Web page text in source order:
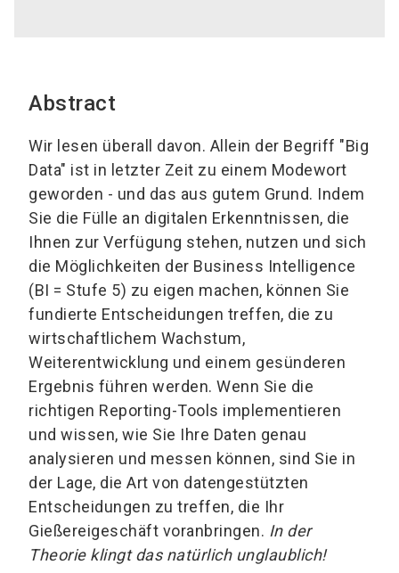
Abstract
Wir lesen überall davon. Allein der Begriff "Big
Data" ist in letzter Zeit zu einem Modewort
geworden - und das aus gutem Grund. Indem
Sie die Fülle an digitalen Erkenntnissen, die
Ihnen zur Verfügung stehen, nutzen und sich
die Möglichkeiten der Business Intelligence
(BI = Stufe 5) zu eigen machen, können Sie
fundierte Entscheidungen treffen, die zu
wirtschaftlichem Wachstum,
Weiterentwicklung und einem gesünderen
Ergebnis führen werden. Wenn Sie die
richtigen Reporting-Tools implementieren
und wissen, wie Sie Ihre Daten genau
analysieren und messen können, sind Sie in
der Lage, die Art von datengestützten
Entscheidungen zu treffen, die Ihr
Gießereigeschäft voranbringen. In der
Theorie klingt das natürlich unglaublich!